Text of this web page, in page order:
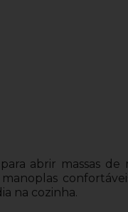
abrir massas
manoplas
na cozinha.